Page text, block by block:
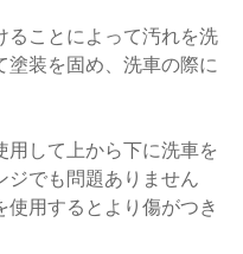
ることによって汚れを洗
装を固め、洗車の際に
して上から下に洗車を
ジでも問題ありません
用するとより傷がつき